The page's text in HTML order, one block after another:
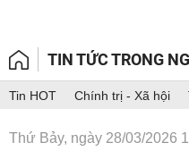
TIN TỨC TRONG
Tin HOT Chính trị - Xã hội
Thứ Bảy, ngày 28/03/2026